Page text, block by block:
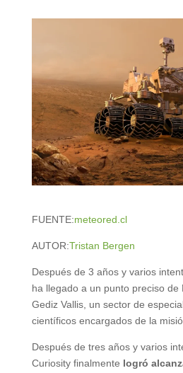
FUENTE:meteored.cl
AUTOR:Tristan Bergen
Después de 3 años y varios
ha llegado a un punto preciso de
Gediz Vallis, un sector de
científicos encargados de la
Después de tres años y varios
Curiosity finalmente logró